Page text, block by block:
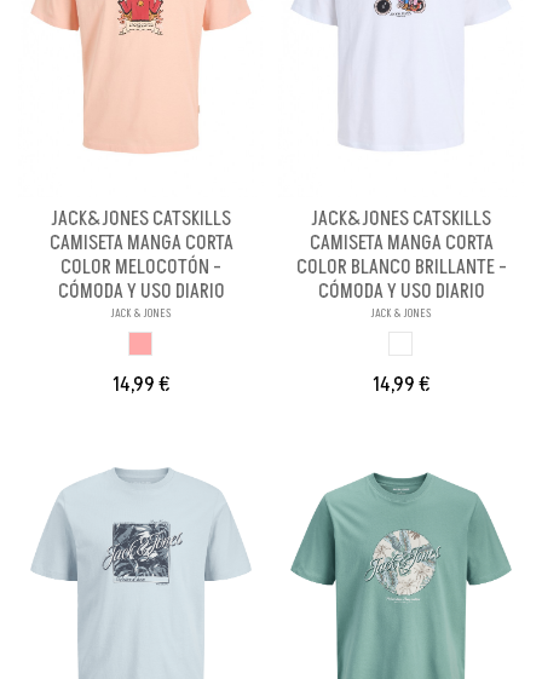
JACK&JONES CATSKILLS
CAMISETA MANGA CORTA
COLOR MELOCOTÓN -
CÓMODA Y USO DIARIO
JACK & JONES
14,99 €
JACK&JONES CATSKILLS
CAMISETA MANGA CORTA
COLOR BLANCO BRILLANTE -
CÓMODA Y USO DIARIO
JACK & JONES
14,99 €